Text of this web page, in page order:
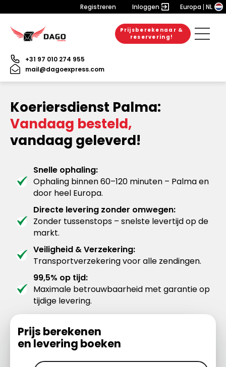
Registreren Inloggen Europa NL
Prijsberekenaar &
reservering!
+31 97 010 274 955
mail@dagoexpress.com
Koeriersdienst Palma:
Vandaag besteld,
vandaag geleverd!
Snelle ophaling:
Ophaling binnen 60–120 minuten – Palma en
door heel Europa.
Directe levering zonder omwegen:
Zonder tussenstops – snelste levertijd op de
markt.
Veiligheid & Verzekering:
Transportverzekering voor alle zendingen.
99,5% op tijd:
Maximale betrouwbaarheid met garantie op
tijdige levering.
Prijs berekenen
en levering boeken